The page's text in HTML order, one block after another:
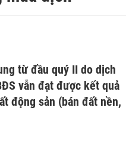
từ đầu quý II do dịch
vẫn đạt được kết quả
động sản (bán đất nền,